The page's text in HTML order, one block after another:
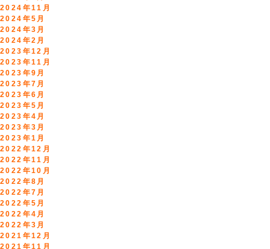
2024年11月
2024年5月
2024年3月
2024年2月
2023年12月
2023年11月
2023年9月
2023年7月
2023年6月
2023年5月
2023年4月
2023年3月
2023年1月
2022年12月
2022年11月
2022年10月
2022年8月
2022年7月
2022年5月
2022年4月
2022年3月
2021年12月
2021年11月